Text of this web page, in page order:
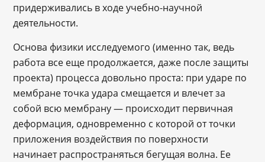
придерживались в ходе учебно-научной
деятельности.
Основа физики исследуемого (именно так, ведь
работа все еще продолжается, даже после защиты
проекта) процесса довольно проста: при ударе по
мембране точка удара смещается и влечет за
собой всю мембрану ― происходит первичная
деформация, одновременно с которой от точки
приложения воздействия по поверхности
начинает распространяться бегущая волна. Ее